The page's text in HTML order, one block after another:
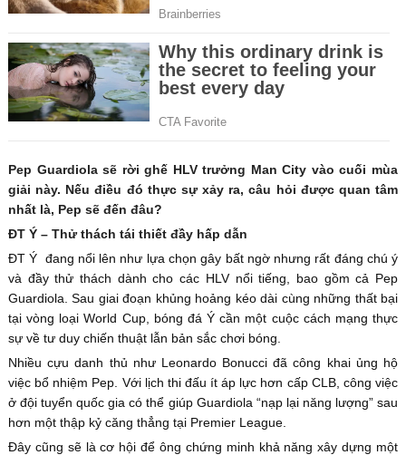
Pep Guardiola sẽ rời ghế HLV trưởng Man City vào cuối mùa
giải này. Nếu điều đó thực sự xảy ra, câu hỏi được quan tâm
nhất là, Pep sẽ đến đâu?
ĐT Ý – Thử thách tái thiết đầy hấp dẫn
ĐT Ý đang nổi lên như lựa chọn gây bất ngờ nhưng rất đáng chú ý
và đầy thử thách dành cho các HLV nổi tiếng, bao gồm cả Pep
Guardiola. Sau giai đoạn khủng hoảng kéo dài cùng những thất bại
tại vòng loại World Cup, bóng đá Ý cần một cuộc cách mạng thực
sự về tư duy chiến thuật lẫn bản sắc chơi bóng.
Nhiều cựu danh thủ như Leonardo Bonucci đã công khai ủng hộ
việc bổ nhiệm Pep. Với lịch thi đấu ít áp lực hơn cấp CLB, công việc
ở đội tuyển quốc gia có thể giúp Guardiola “nạp lại năng lượng” sau
hơn một thập kỷ căng thẳng tại Premier League.
Đây cũng sẽ là cơ hội để ông chứng minh khả năng xây dựng một